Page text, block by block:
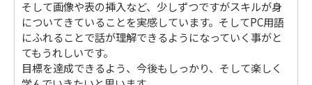
そして画像や表の挿入など、少しずつですがスキルが身
についてきていることを実感しています。そしてPC用語
にふれることで話が理解できるようになっていく事がと
てもうれしいです。
目標を達成できるよう、今後もしっかり、そして楽しく